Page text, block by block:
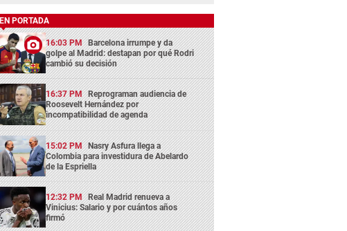
EN PORTADA
16:03 PM Barcelona irrumpe y da
golpe al Madrid: destapan por qué Rodri
cambió su decisión
16:37 PM Reprograman audiencia de
Roosevelt Hernández por
incompatibilidad de agenda
15:02 PM Nasry Asfura llega a
Colombia para investidura de Abelardo
de la Espriella
12:32 PM Real Madrid renueva a
Vinicius: Salario y por cuántos años
firmó